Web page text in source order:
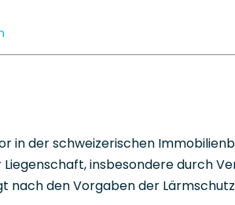
in der schweizerischen
insbesondere durch
nach den Vorgaben der